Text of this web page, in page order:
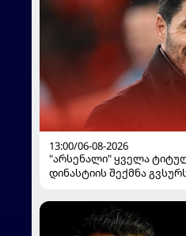
13:00/06-08-2026
"არსენალი" ყველა
დინასტიის შექმნა